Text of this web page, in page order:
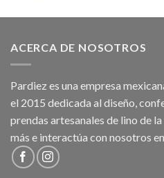
ACERCA DE NOSOTROS
Pardiez es una empresa
el 2015 dedicada al diseño,
prendas artesanales de lino de
más e interactúa con nosotros